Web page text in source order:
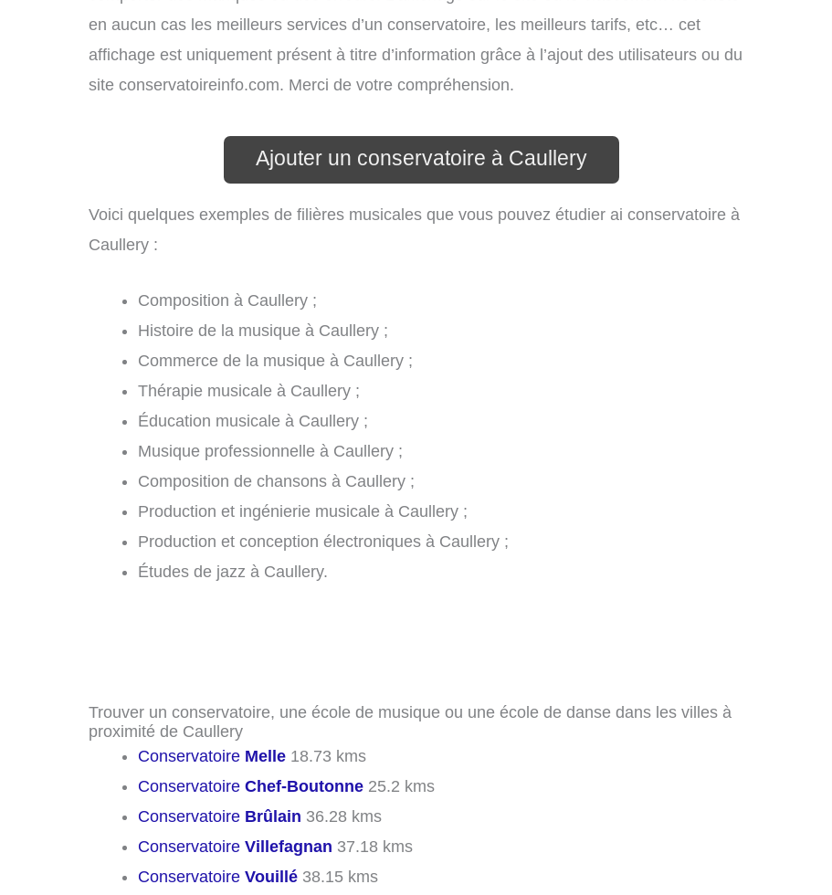
en aucun cas les meilleurs services d’un conservatoire, les meilleurs tarifs, etc… cet
affichage est uniquement présent à titre d’information grâce à l’ajout des utilisateurs ou du
site conservatoireinfo.com. Merci de votre compréhension.
Ajouter un conservatoire à Caullery
Voici quelques exemples de filières musicales que vous pouvez étudier ai conservatoire à
Caullery :
Composition à Caullery ;
Histoire de la musique à Caullery ;
Commerce de la musique à Caullery ;
Thérapie musicale à Caullery ;
Éducation musicale à Caullery ;
Musique professionnelle à Caullery ;
Composition de chansons à Caullery ;
Production et ingénierie musicale à Caullery ;
Production et conception électroniques à Caullery ;
Études de jazz à Caullery.
Trouver un conservatoire, une école de musique ou une école de danse dans les villes à
proximité de Caullery
Conservatoire Melle 18.73 kms
Conservatoire Chef-Boutonne 25.2 kms
Conservatoire Brûlain 36.28 kms
Conservatoire Villefagnan 37.18 kms
Conservatoire Vouillé 38.15 kms